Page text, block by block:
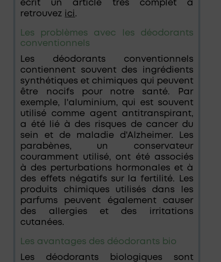
écrit un article très complet à
retrouvez ici.
Les problèmes avec les déodorants
conventionnels
Les déodorants conventionnels
contiennent souvent des ingrédients
synthétiques et chimiques qui peuvent
être nocifs pour notre santé. Par
exemple, l'aluminium, qui est souvent
utilisé comme agent antitranspirant,
a été lié à des risques de cancer du
sein et de maladie d'Alzheimer. Les
parabènes, un conservateur
couramment utilisé, ont été associés
à des perturbations hormonales et à
des effets négatifs sur la fertilité. Les
produits chimiques utilisés dans les
parfums peuvent également causer
des allergies et des irritations
cutanées.
Les avantages des déodorants bio
Les déodorants biologiques sont